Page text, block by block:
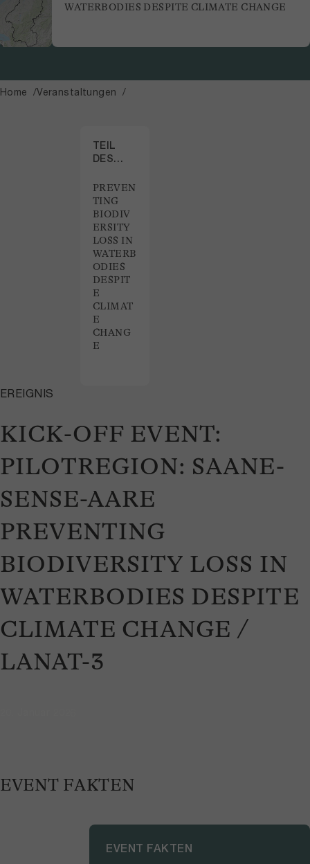
WATERBODIES DESPITE CLIMATE CHANGE
Home Veranstaltungen
KICK-OFF EVENT:
PILOTREGION: SAANE-
SENSE-AARE
PREVENTING
BIODIVERSITY LOSS IN
WATERBODIES DESPITE
CLIMATE CHANGE /
LANAT-3
EREIGNIS
TEIL
DES
PREVEN
TING
BIODIV
ERSITY
LOSS IN
WATERB
ODIES
DESPIT
E
CLIMAT
E
CHANG
E
EVENT FAKTEN
EVENT FAKTEN